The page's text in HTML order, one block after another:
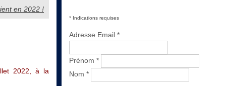
en 2022 !
2022, à la
* Indications requises
Adresse Email *
Prénom *
Nom *